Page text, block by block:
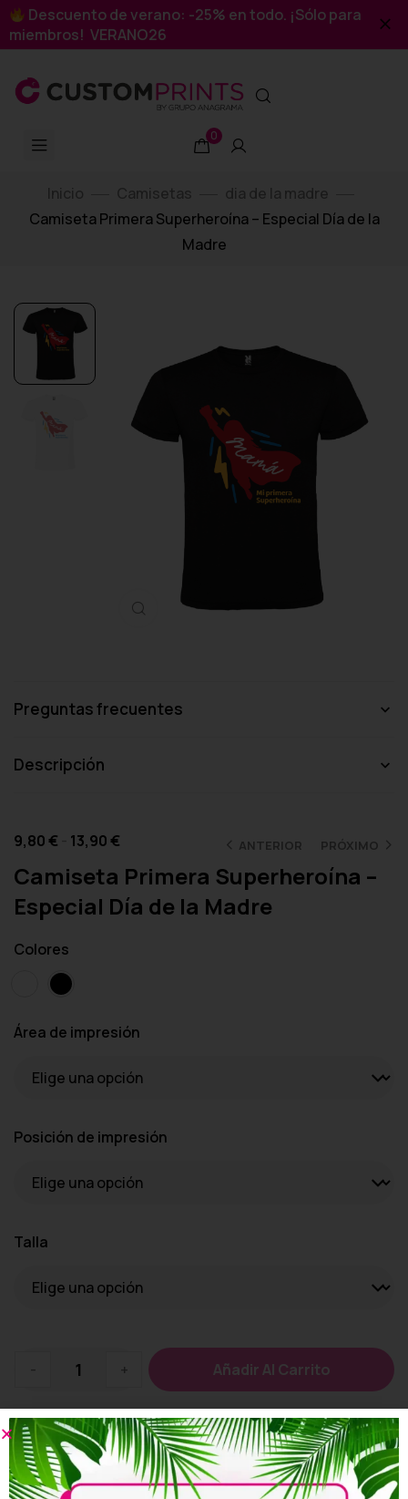
Descuento de verano: -25% en todo. ¡Sólo para
miembros! VERANO26
0
Inicio Camisetas
dia de la madre
Camiseta Primera Superheroína – Especial Día de la
Madre
Haga clic para ampliar
Preguntas frecuentes
Descripción
ANTERIOR PRÓXIMO
9,80€ 13,90€
Camiseta Primera Superheroína –
Especial Día de la Madre
Colores
Área de impresión
Posición de impresión
Talla
- + Añadir Al Carrito
Añadir a la lista de deseos
Personalizar